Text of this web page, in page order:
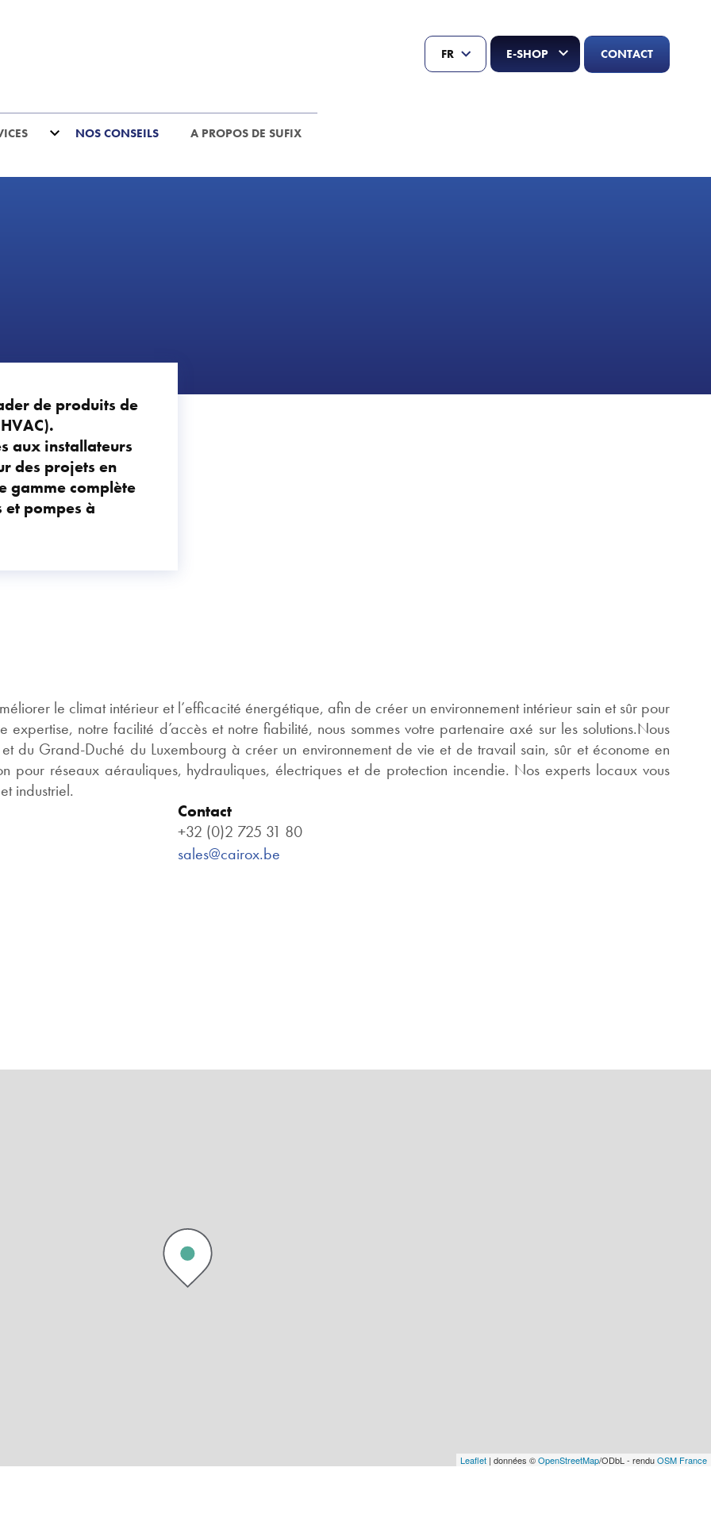
FR E-SHOP CONTACT
NOS CONSEILS A PROPOS DE SUFIX
de produits de
aux installateurs
des projets en
gamme complète
pompes à
le climat intérieur et l’efficacité énergétique, afin de créer un environnement intérieur sain et sûr pour
notre facilité d’accès et notre fiabilité, nous sommes votre partenaire axé sur les solutions.Nous
du Grand-Duché du Luxembourg à créer un environnement de vie et de travail sain, sûr et économe en
pour réseaux aérauliques, hydrauliques, électriques et de protection incendie. Nos experts locaux vous
industriel.
Contact
+32 (0)2 725 31 80
sales@cairox.be
Leaflet | données ©OpenStreetMap/ODbL - renduOSM France